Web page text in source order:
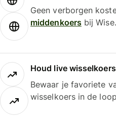
Geen verborgen
middenkoersbij Wise.
Houd live
Bewaar je favoriete
wisselkoers in de